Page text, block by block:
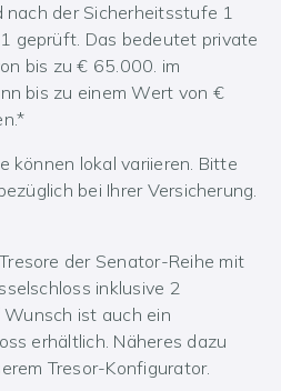
nach der Sicherheitsstufe 1
geprüft. Das bedeutet private
bis zu € 65.000. im
bis zu einem Wert von €
können lokal variieren. Bitte
bei Ihrer Versicherung.
der Senator-Reihe mit
inklusive 2
ist auch ein
erhältlich. Näheres dazu
Tresor-Konfigurator.